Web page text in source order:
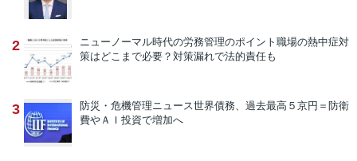
2 ニューノーマル時代の労務管理のポイント 職場の熱中症対
策はどこまで必要？対策漏れで法的責任も
3 防災・危機管理ニュース世界債務、過去最高５京円＝防衛
費やＡＩ投資で増加へ